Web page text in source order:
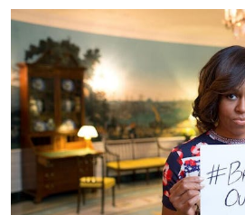
商業
科技
影片
名家榜
灼見活動
關於我們